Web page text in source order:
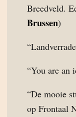
Breedveld.
Brussen)
“You are an
“De mooie
op Frontaal